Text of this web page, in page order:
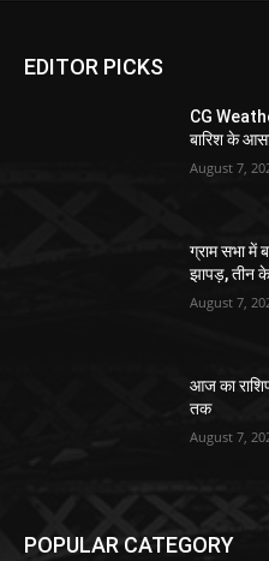
EDITOR PICKS
CG
बारिश के
August 7,
ग्राम सभा में
झापड़, तीन
August 7,
आज का
तक
August 7,
POPULAR CATEGORY